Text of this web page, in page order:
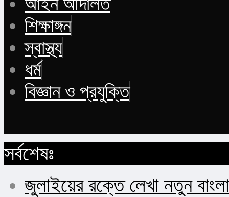
শিক্ষাঙ্গন
স্বাস্থ্য
ধর্ম
বিজ্ঞান ও প্রযুক্তি
সর্বশেষঃ
জুলাইয়ের রক্তে লেখা নতুন